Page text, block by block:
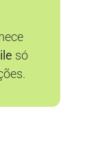
só